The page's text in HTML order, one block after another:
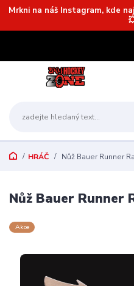
Mrkni na náš Instagram, kde
HRÁČ Nůž Bauer Runner
Nůž Bauer Runner
Akce